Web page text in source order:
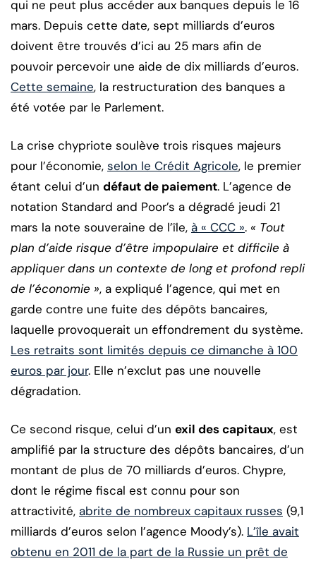
qui ne peut plus accéder aux banques depuis le 16
mars. Depuis cette date, sept milliards d’euros
doivent être trouvés d’ici au 25 mars afin de
pouvoir percevoir une aide de dix milliards d’euros.
Cette semaine, la restructuration des banques a
été votée par le Parlement.
La crise chypriote soulève trois risques majeurs
pour l’économie, selon le Crédit Agricole, le premier
étant celui d’un défaut de paiement. L’agence de
notation Standard and Poor’s a dégradé jeudi 21
mars la note souveraine de l’île, à « CCC ». « Tout
plan d’aide risque d’être impopulaire et difficile à
appliquer dans un contexte de long et profond repli
de l’économie », a expliqué l’agence, qui met en
garde contre une fuite des dépôts bancaires,
laquelle provoquerait un effondrement du système.
Les retraits sont limités depuis ce dimanche à 100
euros par jour. Elle n’exclut pas une nouvelle
dégradation.
Ce second risque, celui d’un exil des capitaux, est
amplifié par la structure des dépôts bancaires, d’un
montant de plus de 70 milliards d’euros. Chypre,
dont le régime fiscal est connu pour son
attractivité, abrite de nombreux capitaux russes (9,1
milliards d’euros selon l’agence Moody’s). L’île avait
obtenu en 2011 de la part de la Russie un prêt de